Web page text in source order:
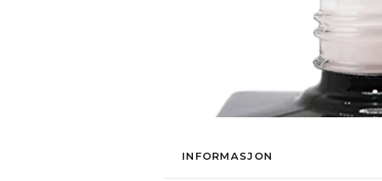
INFORMASJON